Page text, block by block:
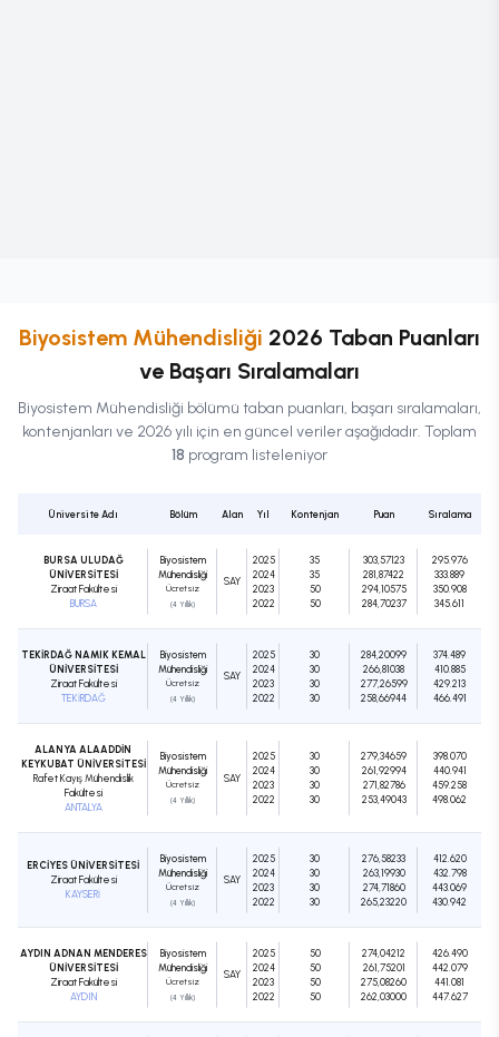
Biyosistem Mühendisliği 2026 Taban Puanları
ve Başarı Sıralamaları
Biyosistem Mühendisliği bölümü taban puanları, başarı sıralamaları,
kontenjanları ve 2026 yılı için en güncel veriler aşağıdadır. Toplam
18 program listeleniyor
Üniversite Adı Bölüm Alan Yıl Kontenjan Puan Sıralama
BURSA ULUDAĞ
ÜNİVERSİTESİ
Ziraat Fakültesi
BURSA
Biyosistem
Mühendisliği
Ücretsiz
(4 Yıllık)
SAY
2025
2024
2023
2022
35
35
50
50
303,57123
281,87422
294,10575
284,70237
295.976
333.889
350.908
345.611
TEKİRDAĞ NAMIK KEMAL
ÜNİVERSİTESİ
Ziraat Fakültesi
TEKİRDAĞ
Biyosistem
Mühendisliği
Ücretsiz
(4 Yıllık)
SAY
2025
2024
2023
2022
30
30
30
30
284,20099
266,81038
277,26599
258,66944
374.489
410.885
429.213
466.491
ALANYA ALAADDİN
KEYKUBAT ÜNİVERSİTESİ
Rafet Kayış Mühendislik
Fakültesi
ANTALYA
Biyosistem
Mühendisliği
Ücretsiz
(4 Yıllık)
SAY
2025
2024
2023
2022
30
30
30
30
279,34659
261,92994
271,82786
253,49043
398.070
440.941
459.258
498.062
ERCİYES ÜNİVERSİTESİ
Ziraat Fakültesi
KAYSERİ
Biyosistem
Mühendisliği
Ücretsiz
(4 Yıllık)
SAY
2025
2024
2023
2022
30
30
30
30
276,58233
263,19930
274,71860
265,23220
412.620
432.798
443.069
430.942
AYDIN ADNAN MENDERES
ÜNİVERSİTESİ
Ziraat Fakültesi
AYDIN
Biyosistem
Mühendisliği
Ücretsiz
(4 Yıllık)
SAY
2025
2024
2023
2022
50
50
50
50
274,04212
261,75201
275,08260
262,03000
426.490
442.079
441.081
447.627